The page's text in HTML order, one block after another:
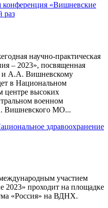
конференция «Вишневские
раз
научно-практическая
– 2023», посвященная
и А.А. Вишневскому
в Национальном
центре высоких
военном
Вишневского МО...
здравоохранение
участием
2023» проходит на площадке
«Россия» на ВДНХ.